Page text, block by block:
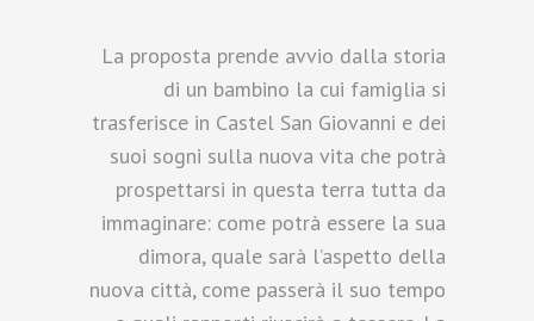
La proposta prende avvio dalla storia
di un bambino la cui famiglia si
trasferisce in Castel San Giovanni e dei
suoi sogni sulla nuova vita che potrà
prospettarsi in questa terra tutta da
immaginare: come potrà essere la sua
dimora, quale sarà l’aspetto della
nuova città, come passerà il suo tempo